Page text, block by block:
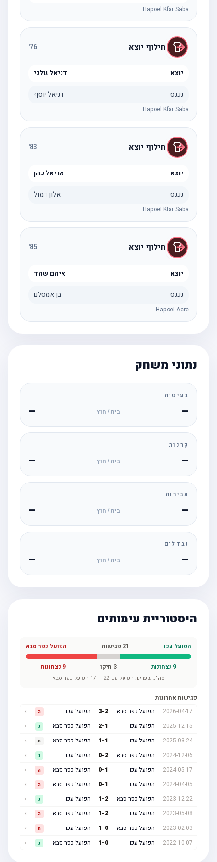
Hapoel Kfar Saba
חילוף יוצא 76
'
יוצא דניאל גולני
נכנס דניאל יוסף
Hapoel Kfar Saba
חילוף יוצא 83
'
יוצא אריאל כהן
נכנס אלון דמול
Hapoel Kfar Saba
חילוף יוצא 85
'
יוצא איהם שהד
נכנס בן אמסלם
Hapoel Acre
נתוני משחק
בעיטות
— בית / חוץ —
קרנות
— בית / חוץ —
עבירות
— בית / חוץ —
נבדלים
— בית / חוץ —
היסטוריית עימותים
הפועל עכו פגישות הפועל כפר סבא
נצחונות תיקו נצחונות
סה"כ שערים:הפועל עכו22
—
17 הפועל כפר סבא
פגישות אחרונות
2026-04-17
הפועל כפר סבא 3 הפועל עכו
2025-12-15
הפועל עכו 2 הפועל כפר סבא
2025-03-24
הפועל עכו 1 הפועל כפר סבא
2024-12-06
הפועל כפר סבא 0 הפועל עכו
2024-05-17
הפועל עכו 0 הפועל כפר סבא
2024-04-05
הפועל עכו 0 הפועל כפר סבא
2023-12-22
הפועל כפר סבא 1 הפועל עכו
2023-05-08
הפועל עכו 1 הפועל כפר סבא
2023-02-03
הפועל כפר סבא 1 הפועל עכו
2022-10-07
הפועל עכו 1 הפועל כפר סבא